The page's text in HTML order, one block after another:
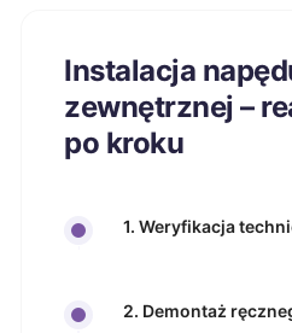
Instalacja
zewnętrznej –
po kroku
1. Weryfikacja
2. Demontaż